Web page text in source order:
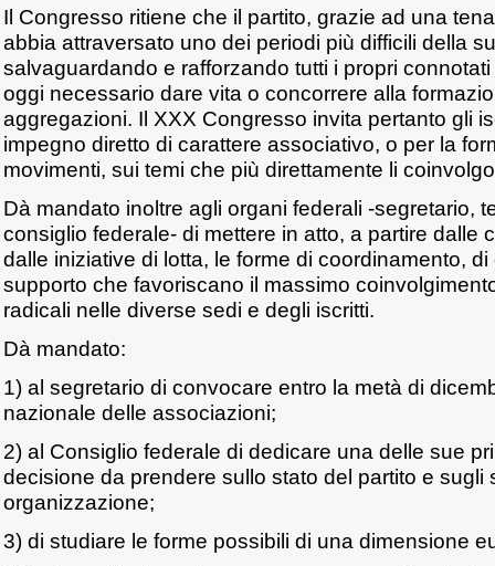
Il Congresso ritiene che il partito, grazie ad una
abbia attraversato uno dei periodi più difficili della
salvaguardando e rafforzando tutti i propri
oggi necessario dare vita o concorrere alla
aggregazioni. Il XXX Congresso invita pertanto gli
impegno diretto di carattere associativo, o per la
movimenti, sui temi che più direttamente li
Dà mandato inoltre agli organi federali -segretario,
consiglio federale- di mettere in atto, a partire dalle
dalle iniziative di lotta, le forme di coordinamento,
supporto che favoriscano il massimo
radicali nelle diverse sedi e degli iscritti.
Dà mandato:
1) al segretario di convocare entro la metà di
nazionale delle associazioni;
2) al Consiglio federale di dedicare una delle sue
decisione da prendere sullo stato del partito e sugli
organizzazione;
3) di studiare le forme possibili di una dimensione